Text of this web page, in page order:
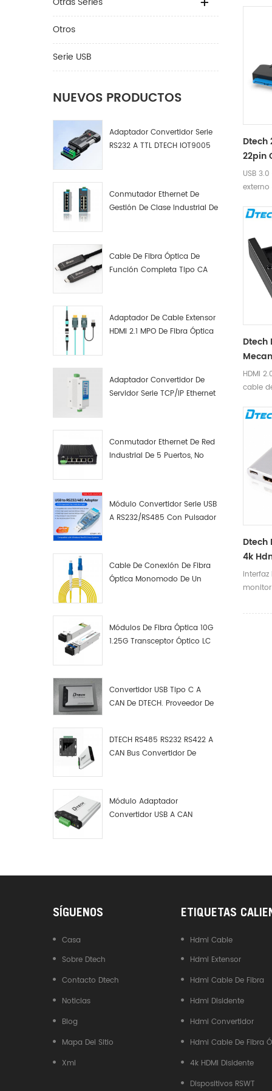
Otros
Serie USB
NUEVOS PRODUCTOS
Adaptador Convertidor Serie
RS232 A TTL DTECH IOT9005
Conmutador Ethernet De
Gestión De Clase Industrial De
Cable De Fibra Óptica De
Función Completa Tipo CA
Adaptador De Cable Extensor
HDMI 2.1 MPO De Fibra Óptica
Adaptador Convertidor De
Servidor Serie TCP/IP Ethernet
Conmutador Ethernet De Red
Industrial De 5 Puertos, No
Módulo Convertidor Serie USB
A RS232/RS485 Con Pulsador
Cable De Conexión De Fibra
Óptica Monomodo De Un
Módulos De Fibra Óptica 10G
1.25G Transceptor Óptico LC
Convertidor USB Tipo C A
CAN De DTECH. Proveedor De
DTECH RS485 RS232 RS422 A
CAN Bus Convertidor De
Módulo Adaptador
Convertidor USB A CAN
mover
vieja
Dtech
22pin
Usb
Disco
USB
Dtech
Cable
HDMI
cable
Este
único
de
óptica
Está
de
Dtech
4k
tv,
SÍGUENOS
Casa
Sobre Dtech
Contacto Dtech
Noticias
Blog
Mapa Del Sitio
Xml
ETIQUETAS
Hdmi Cable
Hdmi Extensor
Hdmi Cable De Fibra
Hdmi Disidente
Hdmi Convertidor
Hdmi Cable De Fibra
4k HDMI Disidente
Dispositivos RSWT